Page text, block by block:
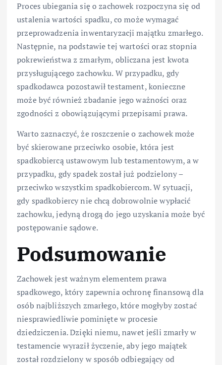
Proces ubiegania się o zachowek rozpoczyna się od
ustalenia wartości spadku, co może wymagać
przeprowadzenia inwentaryzacji majątku zmarłego.
Następnie, na podstawie tej wartości oraz stopnia
pokrewieństwa z zmarłym, obliczana jest kwota
przysługującego zachowku. W przypadku, gdy
spadkodawca pozostawił testament, konieczne
może być również zbadanie jego ważności oraz
zgodności z obowiązującymi przepisami prawa.
Warto zaznaczyć, że roszczenie o zachowek może
być skierowane przeciwko osobie, która jest
spadkobiercą ustawowym lub testamentowym, a w
przypadku, gdy spadek został już podzielony –
przeciwko wszystkim spadkobiercom. W sytuacji,
gdy spadkobiercy nie chcą dobrowolnie wypłacić
zachowku, jedyną drogą do jego uzyskania może być
postępowanie sądowe.
Podsumowanie
Zachowek jest ważnym elementem prawa
spadkowego, który zapewnia ochronę finansową dla
osób najbliższych zmarłego, które mogłyby zostać
niesprawiedliwie pominięte w procesie
dziedziczenia. Dzięki niemu, nawet jeśli zmarły w
testamencie wyraził życzenie, aby jego majątek
został rozdzielony w sposób odbiegający od